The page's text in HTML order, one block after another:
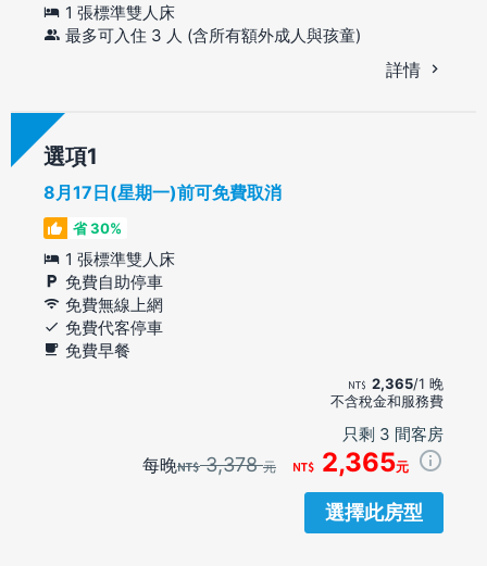
1 張標準雙人床
最多可入住 3 人 (含所有額外成人與孩童)
詳情
選項
8月17日(星期一)前可免費取消
省 30%
1 張標準雙人床
免費自助停車
免費無線上網
免費代客停車
免費早餐
2,365/1 晚
不含稅金和服務費
只剩 3 間客房
每晚 3,378元 2,365元
選擇此房型